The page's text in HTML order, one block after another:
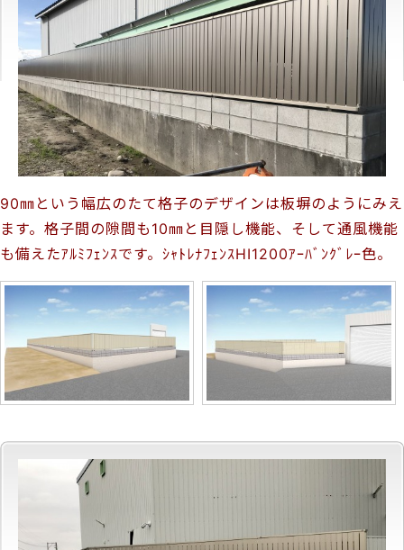
90㎜という幅広のたて格子のデザインは板塀のようにみえ
ます。格子間の隙間も10㎜と目隠し機能、そして通風機能
も備えたｱﾙﾐﾌｪﾝｽです。ｼｬﾄﾚﾅﾌｪﾝｽHI1200ｱｰﾊﾞﾝｸﾞﾚｰ色。